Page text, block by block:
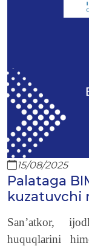
15/08/2025
Palataga
kuzatuvchi
San’atkor,
huquqlarini